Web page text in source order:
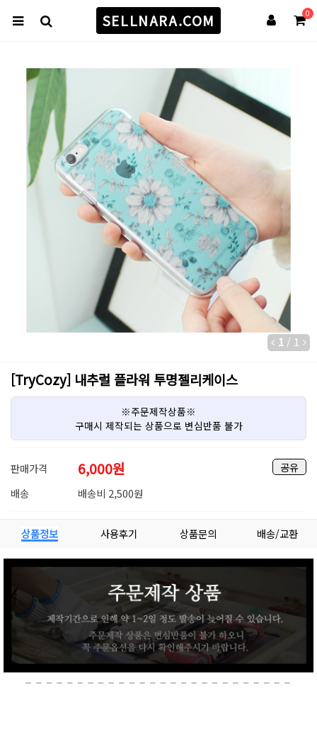
0
SELLNARA.COM
1 / 1
[TryCozy] 내추럴 플라워 투명젤리케이스
※주문제작상품※
구매시 제작되는 상품으로 변심반품 불가
공유
판매가격 6,000원
배송 배송비 2,500원
상품정보 사용후기 상품문의 배송/교환